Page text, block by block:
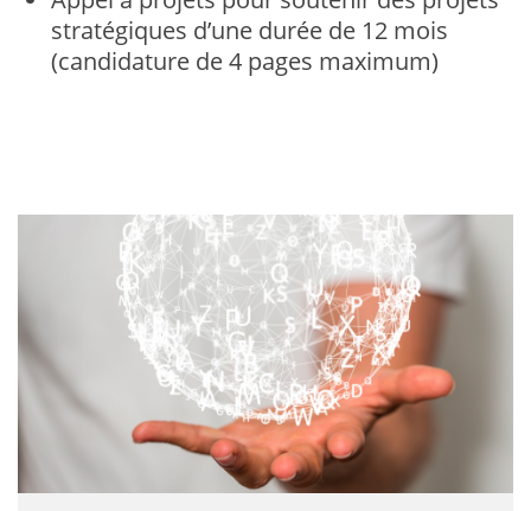
stratégiques d’une durée de 12 mois
(candidature de 4 pages maximum)